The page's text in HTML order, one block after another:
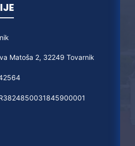
Matoša 2, 32249 Tovarnik